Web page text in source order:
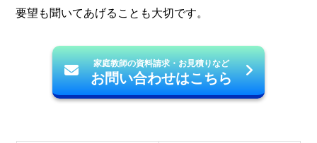
要望も聞いてあげることも大切です。
家庭教師の資料請求・お見積りなど
お問い合わせはこちら